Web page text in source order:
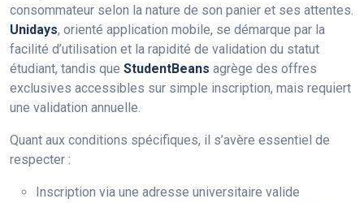
consommateur selon la nature de son panier et ses attentes.
Unidays, orienté application mobile, se démarque par la
facilité d’utilisation et la rapidité de validation du statut
étudiant, tandis que StudentBeans agrège des offres
exclusives accessibles sur simple inscription, mais requiert
une validation annuelle.
Quant aux conditions spécifiques, il s’avère essentiel de
respecter :
Inscription via une adresse universitaire valide